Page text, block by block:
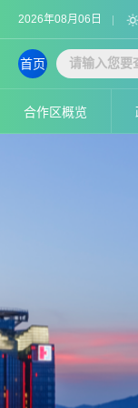
2026年08月06日
合作区概览
首页